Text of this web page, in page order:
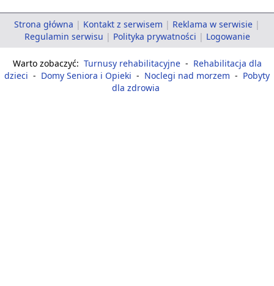
Strona główna | Kontakt z serwisem | Reklama w serwisie |
Regulamin serwisu | Polityka prywatności | Logowanie
Warto zobaczyć: Turnusy rehabilitacyjne - Rehabilitacja dla
dzieci - Domy Seniora i Opieki - Noclegi nad morzem - Pobyty
dla zdrowia